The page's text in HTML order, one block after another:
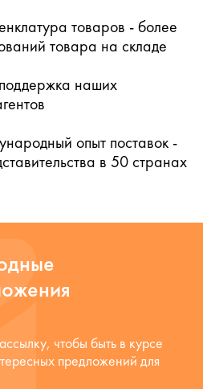
товаров - более
товара на складе
наших
опыт поставок -
в 50 странах
чтобы быть в курсе
предложений для